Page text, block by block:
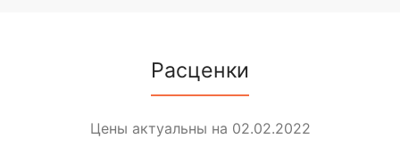
Расценки
Цены актуальны на 02.02.2022